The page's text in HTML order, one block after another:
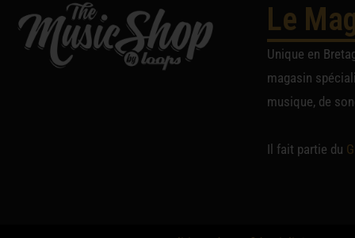
Le
Unique en
magasin
musique, de
Il fait partie du